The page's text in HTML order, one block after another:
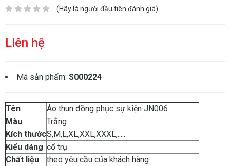
(Hãy là người đầu tiên đánh giá)
Liên hệ
Mã sản phẩm: S000224
Tên
Áo thun đồng phục sự kiện JN006
Màu
Trắng
Kích thướcS,M,L,XL,XXL,XXXL,.....
Kiểu dáng cổ trụ
Chất liệu
theo yêu cầu của khách hàng